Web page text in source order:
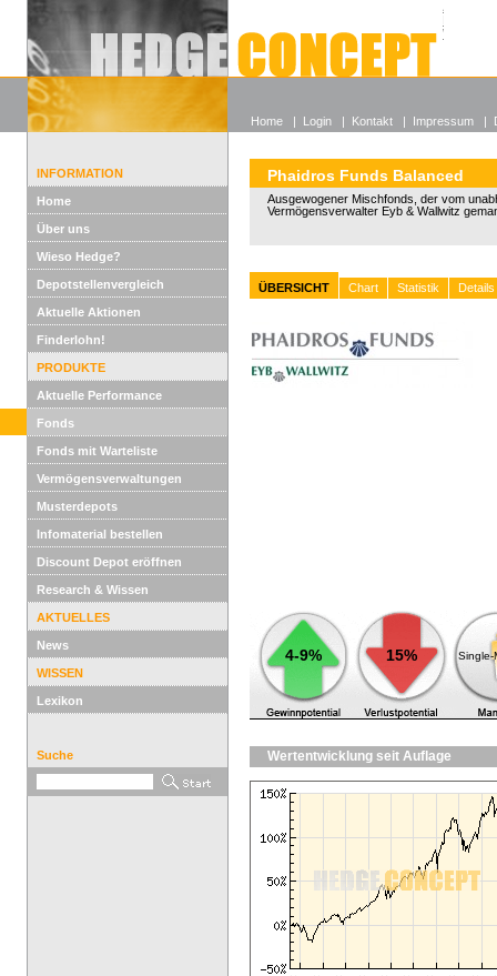
Alle
Wieso
INFORMATION
Home
Über uns
Wieso Hedge?
Depotstellenvergleich
Aktuelle Aktionen
Finderlohn!
PRODUKTE
Aktuelle Performance
Fonds
Fonds mit Warteliste
Vermögensverwaltungen
Musterdepots
Infomaterial bestellen
Discount Depot eröffnen
Research & Wissen
AKTUELLES
News
WISSEN
Lexikon
Suche
Phaidros Funds Balanced
Ausgewogener Mischfonds, der vom
Vermögensverwalter Eyb & Wallwitz
ÜBERSICHT Chart Statistik Details
4-9% 15% Single-
Wertentwicklung seit Auflage
Home | Login | Kontakt | Impressum |